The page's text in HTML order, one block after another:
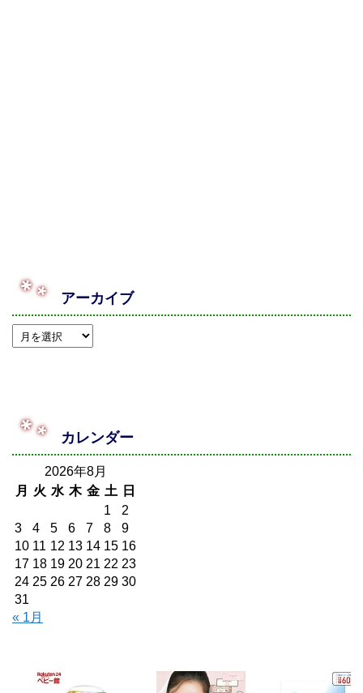
アーカイブ
カレンダー
2026年8月
月
火 水 木 金 土
日
1
2
3
4 5 6 7 8
9
10 11 12 13 14 15 16
17 18 19 20 21 22 23
24 25 26 27 28 29 30
31
« 1月